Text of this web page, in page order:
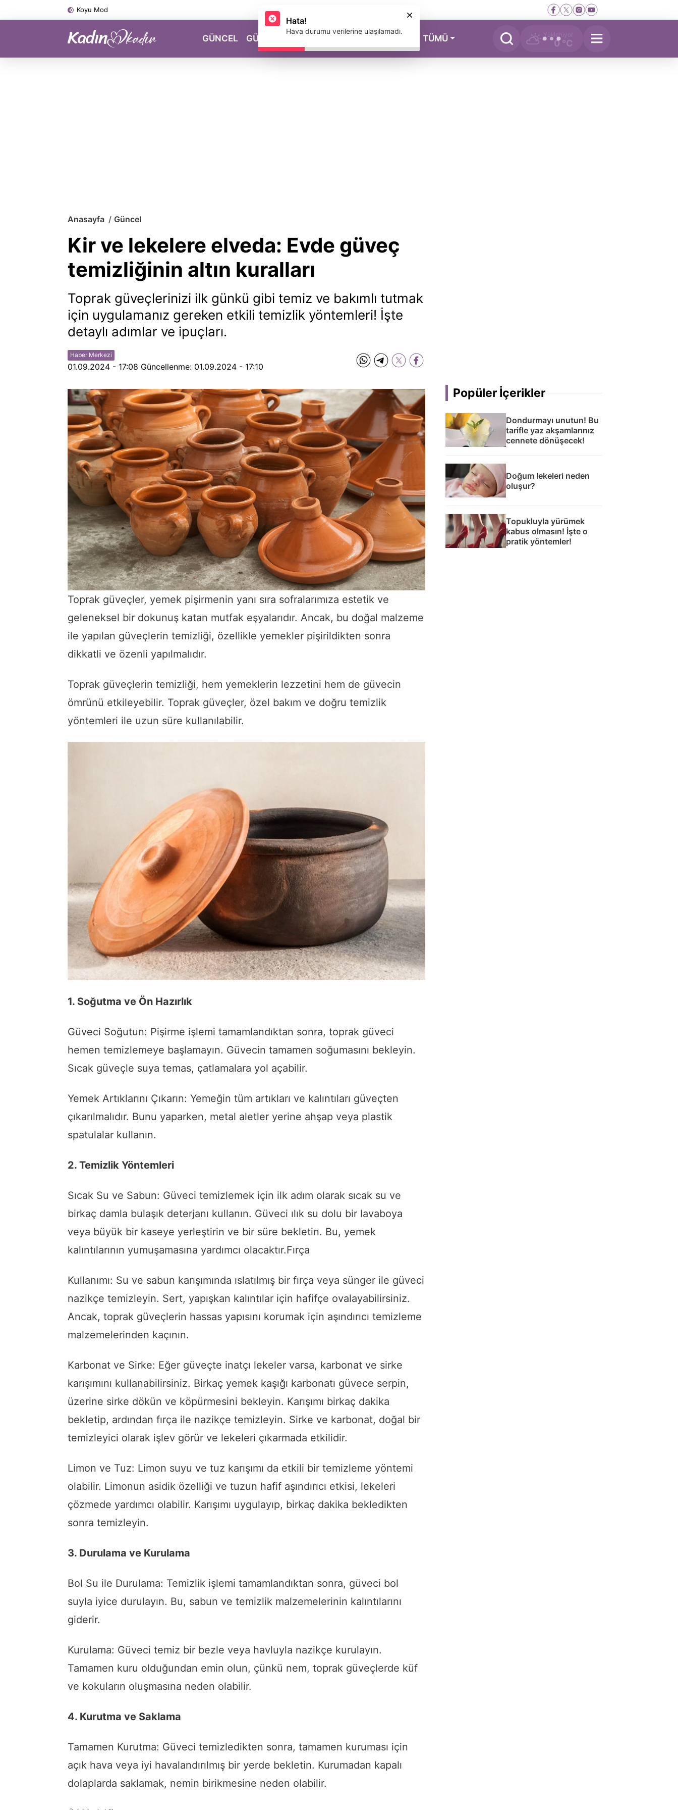
Koyu Mod
GÜNCEL GÜZELLİK MAGAZİN TÜMÜ Yükleniyor
0 °C
Anasayfa Güncel
Kir ve lekelere elveda: Evde güveç
temizliğinin altın kuralları
Toprak güveçlerinizi ilk günkü gibi temiz ve bakımlı tutmak
için uygulamanız gereken etkili temizlik yöntemleri! İşte
detaylı adımlar ve ipuçları.
Haber Merkezi
01.09.2024 - 17:08 Güncellenme: 01.09.2024 - 17:10
Toprak güveçler, yemek pişirmenin yanı sıra sofralarımıza estetik ve
geleneksel bir dokunuş katan mutfak eşyalarıdır. Ancak, bu doğal malzeme
ile yapılan güveçlerin temizliği, özellikle yemekler pişirildikten sonra
dikkatli ve özenli yapılmalıdır.
Toprak güveçlerin temizliği, hem yemeklerin lezzetini hem de güvecin
ömrünü etkileyebilir. Toprak güveçler, özel bakım ve doğru temizlik
yöntemleri ile uzun süre kullanılabilir.
1. Soğutma ve Ön Hazırlık
Güveci Soğutun: Pişirme işlemi tamamlandıktan sonra, toprak güveci
hemen temizlemeye başlamayın. Güvecin tamamen soğumasını bekleyin.
Sıcak güveçle suya temas, çatlamalara yol açabilir.
Yemek Artıklarını Çıkarın: Yemeğin tüm artıkları ve kalıntıları güveçten
çıkarılmalıdır. Bunu yaparken, metal aletler yerine ahşap veya plastik
spatulalar kullanın.
2. Temizlik Yöntemleri
Sıcak Su ve Sabun: Güveci temizlemek için ilk adım olarak sıcak su ve
birkaç damla bulaşık deterjanı kullanın. Güveci ılık su dolu bir lavaboya
veya büyük bir kaseye yerleştirin ve bir süre bekletin. Bu, yemek
kalıntılarının yumuşamasına yardımcı olacaktır.Fırça
Kullanımı: Su ve sabun karışımında ıslatılmış bir fırça veya sünger ile güveci
nazikçe temizleyin. Sert, yapışkan kalıntılar için hafifçe ovalayabilirsiniz.
Ancak, toprak güveçlerin hassas yapısını korumak için aşındırıcı temizleme
malzemelerinden kaçının.
Karbonat ve Sirke: Eğer güveçte inatçı lekeler varsa, karbonat ve sirke
karışımını kullanabilirsiniz. Birkaç yemek kaşığı karbonatı güvece serpin,
üzerine sirke dökün ve köpürmesini bekleyin. Karışımı birkaç dakika
bekletip, ardından fırça ile nazikçe temizleyin. Sirke ve karbonat, doğal bir
temizleyici olarak işlev görür ve lekeleri çıkarmada etkilidir.
Limon ve Tuz: Limon suyu ve tuz karışımı da etkili bir temizleme yöntemi
olabilir. Limonun asidik özelliği ve tuzun hafif aşındırıcı etkisi, lekeleri
çözmede yardımcı olabilir. Karışımı uygulayıp, birkaç dakika bekledikten
sonra temizleyin.
3. Durulama ve Kurulama
Bol Su ile Durulama: Temizlik işlemi tamamlandıktan sonra, güveci bol
suyla iyice durulayın. Bu, sabun ve temizlik malzemelerinin kalıntılarını
giderir.
Kurulama: Güveci temiz bir bezle veya havluyla nazikçe kurulayın.
Tamamen kuru olduğundan emin olun, çünkü nem, toprak güveçlerde küf
ve kokuların oluşmasına neden olabilir.
4. Kurutma ve Saklama
Tamamen Kurutma: Güveci temizledikten sonra, tamamen kuruması için
açık hava veya iyi havalandırılmış bir yerde bekletin. Kurumadan kapalı
dolaplarda saklamak, nemin birikmesine neden olabilir.
Popüler İçerikler
Dondurmayı unutun! Bu
tarifle yaz akşamlarınız
cennete dönüşecek!
Doğum lekeleri neden
oluşur?
Topukluyla yürümek
kabus olmasın! İşte o
pratik yöntemler!
Hata!
Hava durumu verilerine ulaşılamadı.